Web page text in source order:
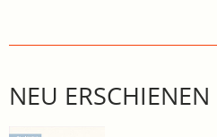
NEU ERSCHIENEN